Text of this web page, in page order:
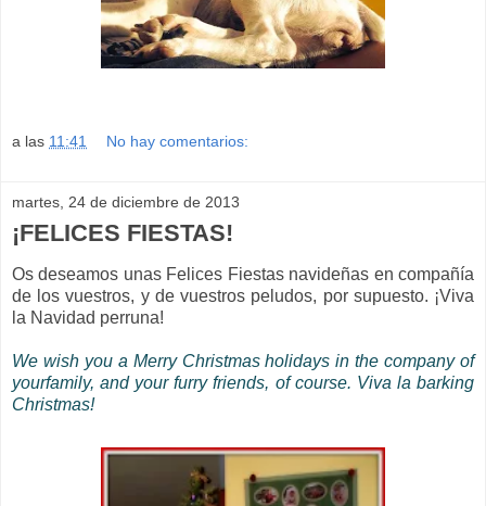
a las 11:41 No hay comentarios:
martes, 24 de diciembre de 2013
¡FELICES FIESTAS!
Os deseamos unas Felices Fiestas navideñas en compañía
de los vuestros, y de vuestros peludos, por supuesto. ¡Viva
la Navidad perruna!
We wish you a Merry Christmas holidays in the company of
yourfamily, and your furry friends, of course. Viva la barking
Christmas!